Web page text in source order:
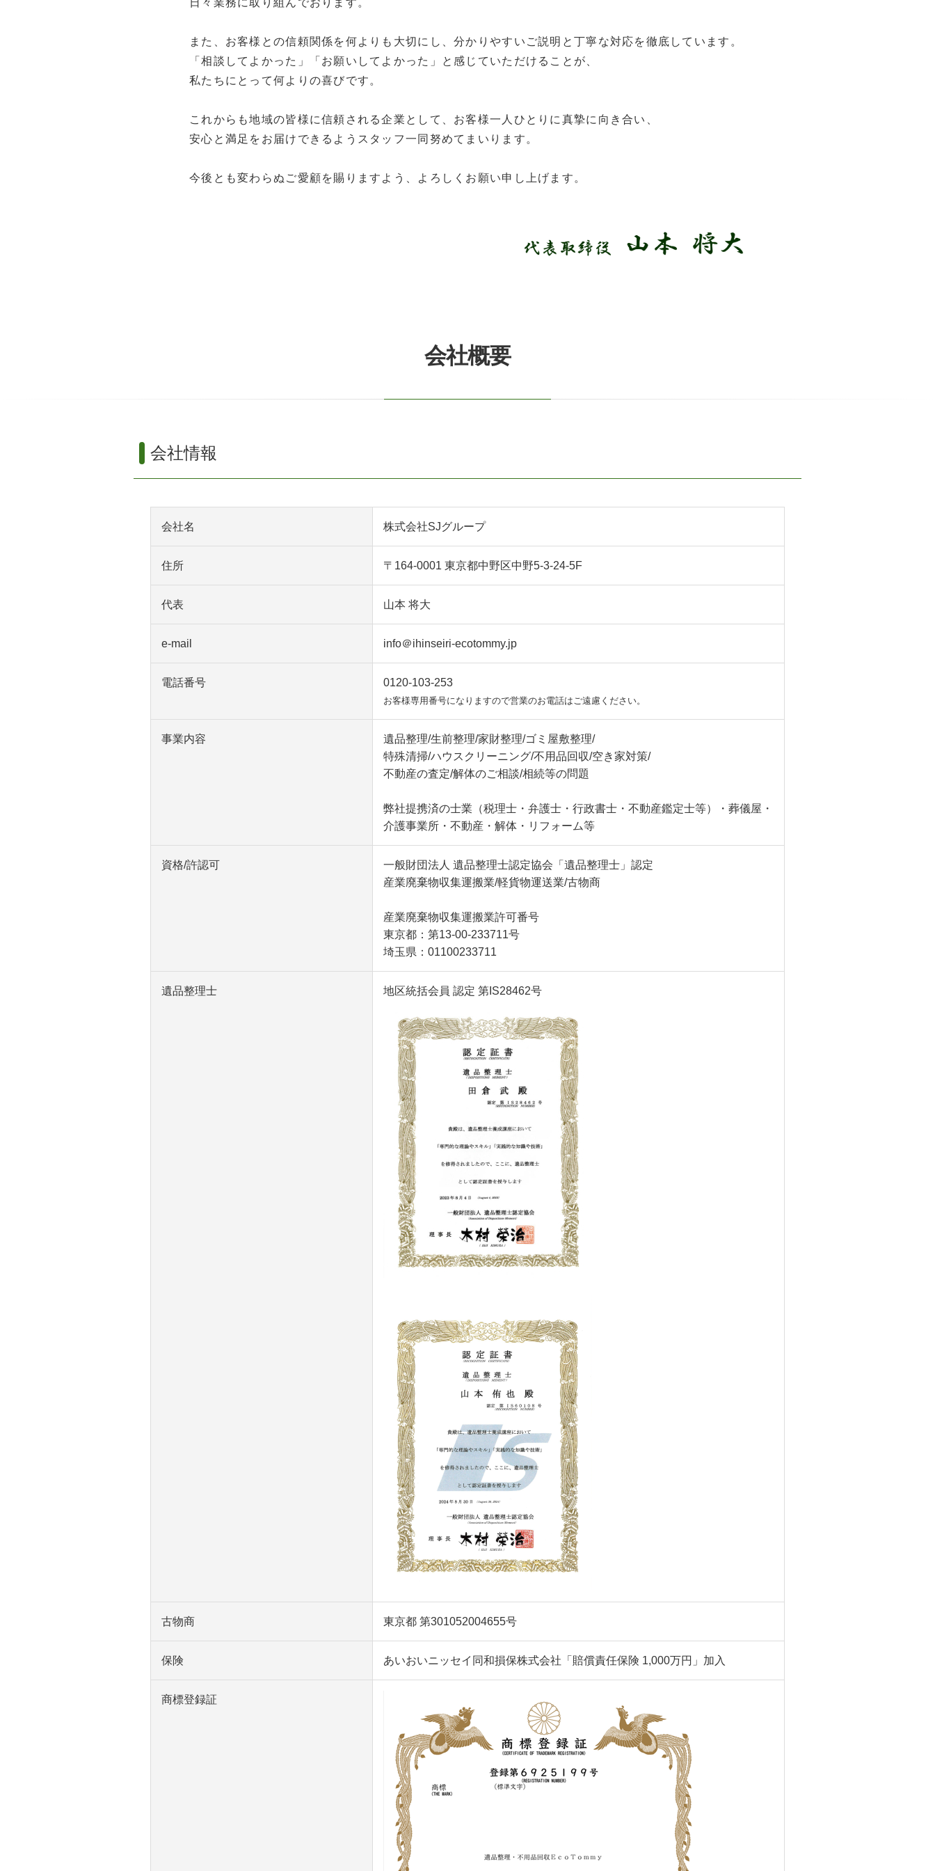
日々業務に取り組んでおります。
また、お客様との信頼関係を何よりも大切にし、分かりやすいご説明と丁寧な対応を徹底しています。
「相談してよかった」「お願いしてよかった」と感じていただけることが、
私たちにとって何よりの喜びです。
これからも地域の皆様に信頼される企業として、お客様一人ひとりに真摯に向き合い、
安心と満足をお届けできるようスタッフ一同努めてまいります。
今後とも変わらぬご愛顧を賜りますよう、よろしくお願い申し上げます。
会社概要
会社情報
会社名 株式会社SJグループ
住所 〒164-0001 東京都中野区中野5-3-24-5F
代表 山本 将大
e-mail info＠ihinseiri-ecotommy.jp
電話番号 0120-103-253
お客様専用番号になりますので営業のお電話はご遠慮ください。
事業内容
遺品整理/生前整理/家財整理/ゴミ屋敷整理/
特殊清掃/ハウスクリーニング/不用品回収/空き家対策/
不動産の査定/解体のご相談/相続等の問題
弊社提携済の士業（税理士・弁護士・行政書士・不動産鑑定士等）・葬儀屋・
介護事業所・不動産・解体・リフォーム等
資格/許認可
一般財団法人 遺品整理士認定協会「遺品整理士」認定
産業廃棄物収集運搬業/軽貨物運送業/古物商
産業廃棄物収集運搬業許可番号
東京都：第13-00-233711号
埼玉県：01100233711
遺品整理士 地区統括会員 認定 第IS28462号
古物商 東京都 第301052004655号
保険 あいおいニッセイ同和損保株式会社「賠償責任保険 1,000万円」加入
商標登録証